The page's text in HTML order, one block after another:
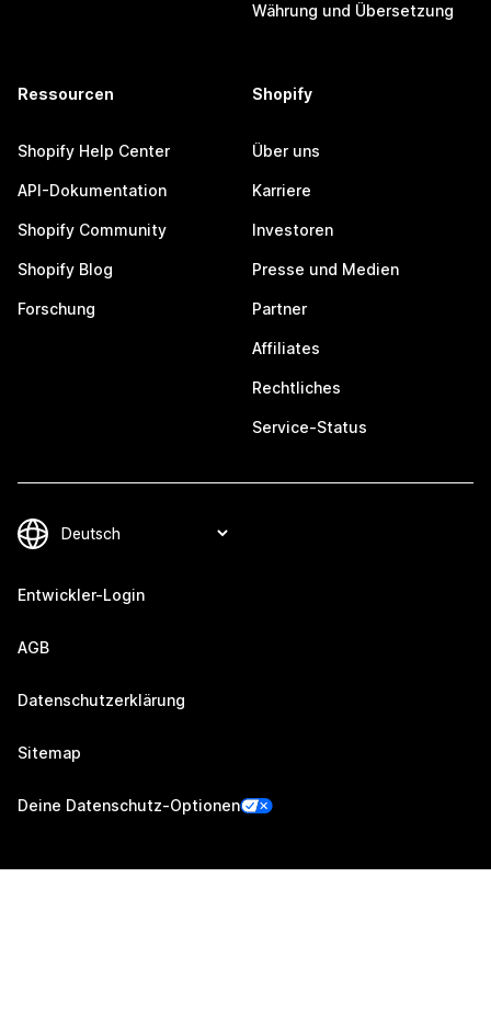
Währung und Übersetzung
Ressourcen
Shopify Help Center
API-Dokumentation
Shopify Community
Shopify Blog
Forschung
Shopify
Über uns
Karriere
Investoren
Presse und Medien
Partner
Affiliates
Rechtliches
Service-Status
Entwickler-Login
AGB
Datenschutzerklärung
Sitemap
Deine Datenschutz-Optionen